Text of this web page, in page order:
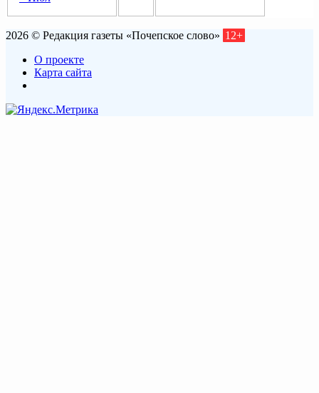
2026 © Редакция газеты «Почепское слово» 12+
О проекте
Карта сайта